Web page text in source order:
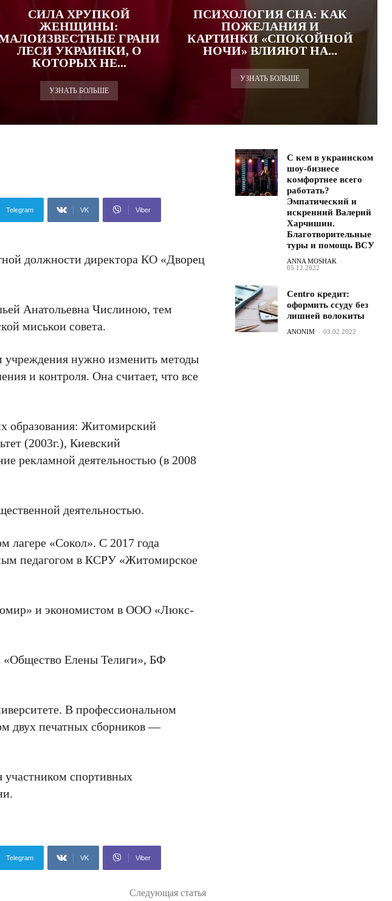
СИЛА ХРУПКОЙ
ЖЕНЩИНЫ:
ГРАНИ
ЛЕСИ УКРАИНКИ, О
КОТОРЫХ НЕ...
УЗНАТЬ БОЛЬШЕ
ПСИХОЛОГИЯ СНА: КАК
ПОЖЕЛАНИЯ И
КАРТИНКИ «СПОКОЙНОЙ
НОЧИ» ВЛИЯЮТ НА...
УЗНАТЬ БОЛЬШЕ
Telegram VK Viber
должности директора КО «Дворец
Анатольевна Числиною, тем
миcькои совета.
учреждения нужно изменить методы
и контроля. Она считает, что все
образования: Житомирский
(2003г.), Киевский
рекламной деятельностью (в 2008
деятельностью.
лагере «Сокол». С 2017 года
педагогом в КСРУ «Житомирское
и экономистом в ООО «Люкс-
«Общество Елены Телиги», БФ
В профессиональном
двух печатных сборников —
участником спортивных
Telegram VK Viber
Следующая статья
С кем в украинском
шоу-бизнесе
комфортнее всего
работать?
Эмпатический и
искренний Валерий
Харчишин.
Благотворительные
туры и помощь ВСУ
ANNA MOSHAK -
05.12.2022
Centro кредит:
оформить ссуду без
лишней волокиты
ANONIM - 03.02.2022